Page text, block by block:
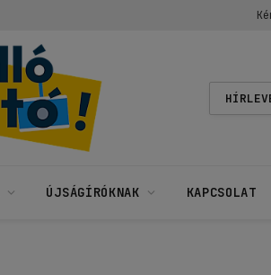
ÚJSÁGÍRÓKNAK KAPCSOLAT